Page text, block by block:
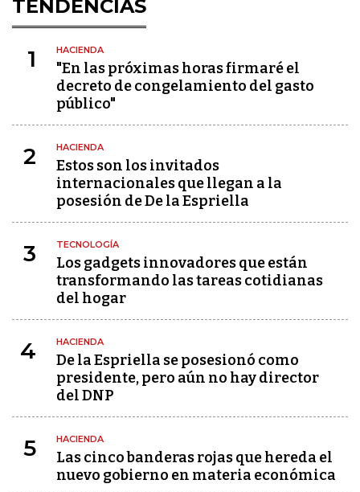
TENDENCIAS
1 HACIENDA
"En las próximas horas firmaré el
decreto de congelamiento del gasto
público"
2 HACIENDA
Estos son los invitados
internacionales que llegan a la
posesión de De la Espriella
3 TECNOLOGÍA
Los gadgets innovadores que están
transformando las tareas cotidianas
del hogar
4 HACIENDA
De la Espriella se posesionó como
presidente, pero aún no hay director
del DNP
5 HACIENDA
Las cinco banderas rojas que hereda el
nuevo gobierno en materia económica